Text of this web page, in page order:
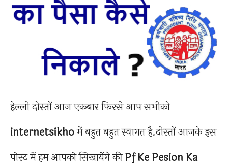
हेल्लो दोस्तों आज एकबार फिरसे आप सभीको
internetsikhoमें बहुत बहुत स्वागत है.दोस्तों आजके इस
पोस्ट में हम आपको सिखायेंगे कीPf Ke Pesion Ka